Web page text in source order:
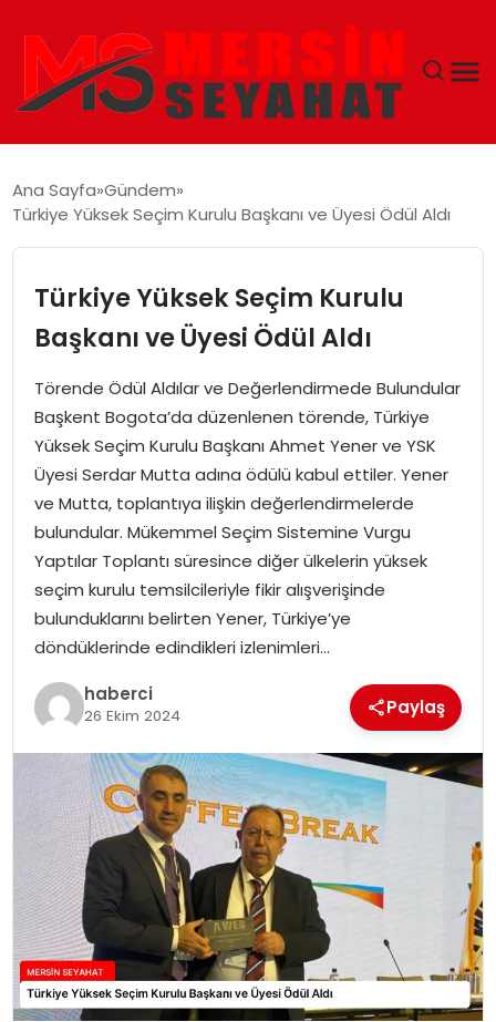
EKONOMI
EĞITIM
TEKNOLOJI
GÜNCEL
Ana Sayfa Gündem
Türkiye Yüksek Seçim Kurulu Başkanı ve Üyesi Ödül Aldı
Türkiye Yüksek Seçim Kurulu
Başkanı ve Üyesi Ödül Aldı
Törende Ödül Aldılar ve Değerlendirmede Bulundular
Başkent Bogota’da düzenlenen törende, Türkiye
Yüksek Seçim Kurulu Başkanı Ahmet Yener ve YSK
Üyesi Serdar Mutta adına ödülü kabul ettiler. Yener
ve Mutta, toplantıya ilişkin değerlendirmelerde
bulundular. Mükemmel Seçim Sistemine Vurgu
Yaptılar Toplantı süresince diğer ülkelerin yüksek
seçim kurulu temsilcileriyle fikir alışverişinde
bulunduklarını belirten Yener, Türkiye’ye
döndüklerinde edindikleri izlenimleri…
haberci
26 Ekim 2024 Paylaş